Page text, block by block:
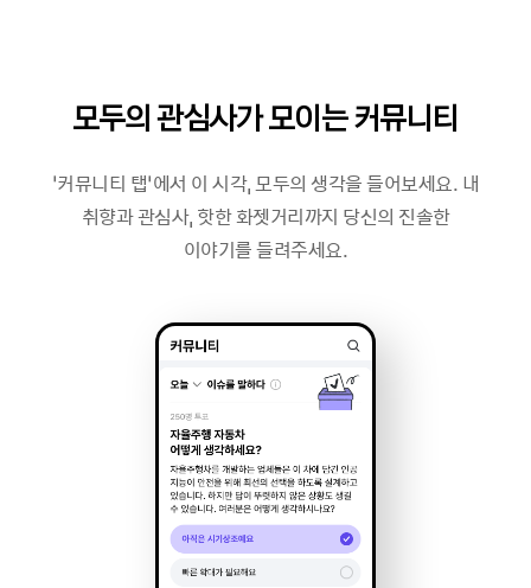
모두의 관심사가 모이는 커뮤니티
‘커뮤니티 탭’에서 이 시각, 모두의 생각을 들어보세요. 내
취향과 관심사, 핫한 화젯거리까지 당신의 진솔한
이야기를 들려주세요.